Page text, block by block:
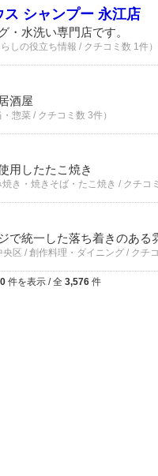
シャンプー 永江店
・水洗い専門店です。
らしの役立ち情報 / クチコミ数 1件）
酒屋
惣菜 / クチコミ数 3件）
用したたこ焼き
焼き・焼きそば・たこ焼き / クチコ
で統一した落ち着きのある
央区 / 創作料理・ダイニング / クチ
件を表示 / 全 3,576 件